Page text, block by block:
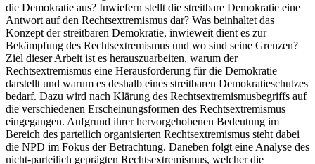
die Demokratie aus? Inwiefern stellt die streitbare Demokratie eine
Antwort auf den Rechtsextremismus dar? Was beinhaltet das
Konzept der streitbaren Demokratie, inwieweit dient es zur
Bekämpfung des Rechtsextremismus und wo sind seine Grenzen?
Ziel dieser Arbeit ist es herauszuarbeiten, warum der
Rechtsextremismus eine Herausforderung für die Demokratie
darstellt und warum es deshalb eines streitbaren Demokratieschutzes
bedarf. Dazu wird nach Klärung des Rechtsextremismusbegriffs auf
die verschiedenen Erscheinungsformen des Rechtsextremismus
eingegangen. Aufgrund ihrer hervorgehobenen Bedeutung im
Bereich des parteilich organisierten Rechtsextremismus steht dabei
die NPD im Fokus der Betrachtung. Daneben folgt eine Analyse des
nicht-parteilich geprägten Rechtsextremismus, welcher die